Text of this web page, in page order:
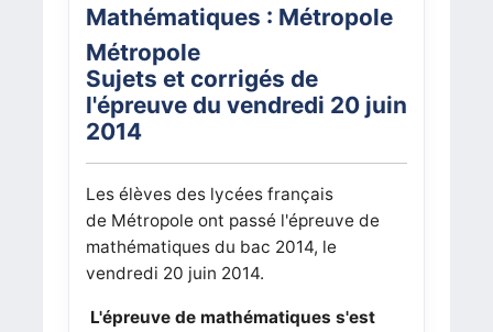
Mathématiques : Métropole
Métropole
Sujets et corrigés de
l'épreuve du vendredi 20juin
2014
Les élèves des lycées français
de Métropole ont passé l'épreuve de
mathématiques du bac 2014, le
vendredi 20 juin 2014.
L'épreuve de mathématiques s'est